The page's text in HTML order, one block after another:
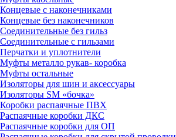
Концевые с наконечниками
Концевые без наконечников
Соединительные без гильз
Соединительные с гильзами
Перчатки и уплотнители
Муфты металло рукав- коробка
Муфты остальные
Изоляторы для шин и аксессуары
Изоляторы SM «бочка»
Коробки распаячные ПВХ
Распаячные коробки ДКС
Распаячные коробки для ОП